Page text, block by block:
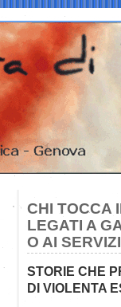
CHI TOCCA
LEGATI A
O AI
STORIE CHE
DI VIOLENTA